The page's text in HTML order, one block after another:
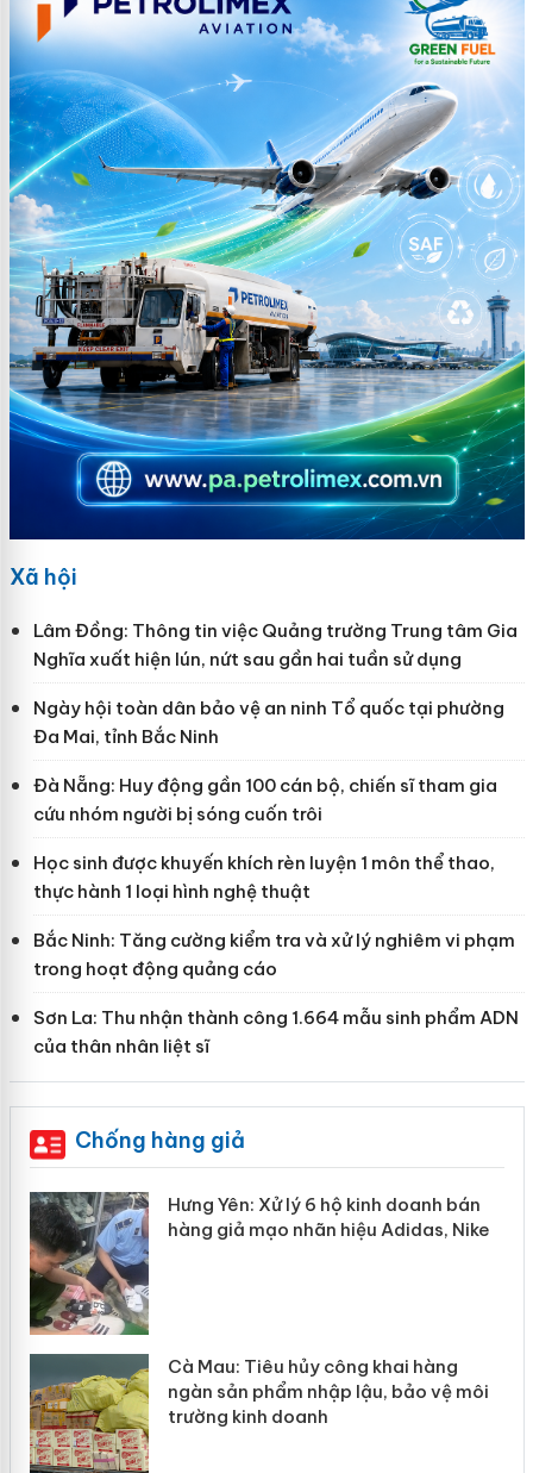
Xã hội
Lâm Đồng: Thông tin việc Quảng trường Trung tâm Gia
Nghĩa xuất hiện lún, nứt sau gần hai tuần sử dụng
Ngày hội toàn dân bảo vệ an ninh Tổ quốc tại phường
Đa Mai, tỉnh Bắc Ninh
Đà Nẵng: Huy động gần 100 cán bộ, chiến sĩ tham gia
cứu nhóm người bị sóng cuốn trôi
Học sinh được khuyến khích rèn luyện 1 môn thể thao,
thực hành 1 loại hình nghệ thuật
Bắc Ninh: Tăng cường kiểm tra và xử lý nghiêm vi phạm
trong hoạt động quảng cáo
Sơn La: Thu nhận thành công 1.664 mẫu sinh phẩm ADN
của thân nhân liệt sĩ
Chống hàng giả
bán
Nike
môi
Bảo vệ thương hiệu từ gốc: Đừng để
“mất bò mới lo làm chuồng”
Khẩn trương xác minh, xử lý sản
Slimaura Care x3 sử dụng giấy phép
giả mạo